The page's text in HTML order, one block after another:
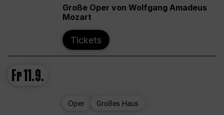
Große Oper von Wolfgang Amadeus
Mozart
Tickets
Fr11.9.
Oper Großes Haus